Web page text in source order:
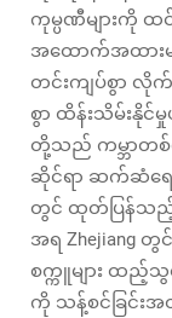
ကုမ္ပဏီများကို ထင်
အထောက်အထားမ
တင်းကျပ်စွာ လိုက်
စွာ ထိန်းသိမ်းနိုင်မှု
တို့သည် ကမ္ဘာတစ်ဝှမ်
ဆိုင်ရာ ဆက်ဆံရေး
တွင် ထုတ်ပြန်သ
အရ Zhejiang
စက္ကူများ ထည့်သွ
ကို သန့်စင်ခြင်